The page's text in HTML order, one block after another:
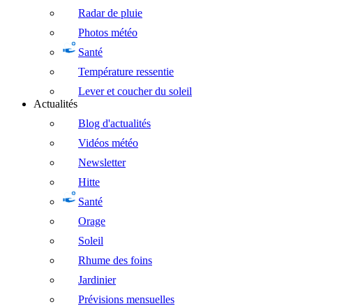
Radar de pluie
Photos météo
Santé
Température ressentie
Lever et coucher du soleil
Actualités
Blog d'actualités
Vidéos météo
Newsletter
Hitte
Santé
Orage
Soleil
Rhume des foins
Jardinier
Prévisions mensuelles